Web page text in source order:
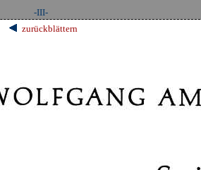
zurückblättern
-III-